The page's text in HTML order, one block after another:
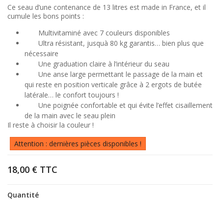
Ce seau d’une contenance de 13 litres est made in France, et il
cumule les bons points :
Multivitaminé avec 7 couleurs disponibles
Ultra résistant, jusquà 80 kg garantis… bien plus que
nécessaire
Une graduation claire à l’intérieur du seau
Une anse large permettant le passage de la main et
qui reste en position verticale grâce à 2 ergots de butée
latérale… le confort toujours !
Une poignée confortable et qui évite l’effet cisaillement
de la main avec le seau plein
Il reste à choisir la couleur !
Attention : dernières pièces disponibles !
18,00 € TTC
Quantité